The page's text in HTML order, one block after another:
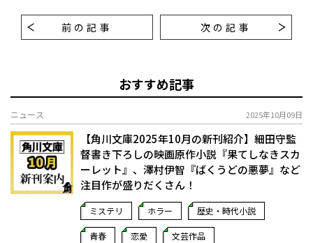
前の記事 次の記事
おすすめ記事
ニュース 2025年10月09日
【角川文庫2025年10月の新刊紹介】細田守監
督書き下ろしの映画原作小説『果てしなきスカ
ーレット』、澤村伊智『ばくうどの悪夢』など
注目作が盛りだくさん！
ミステリ ホラー 歴史・時代小説
青春 恋愛 文芸作品